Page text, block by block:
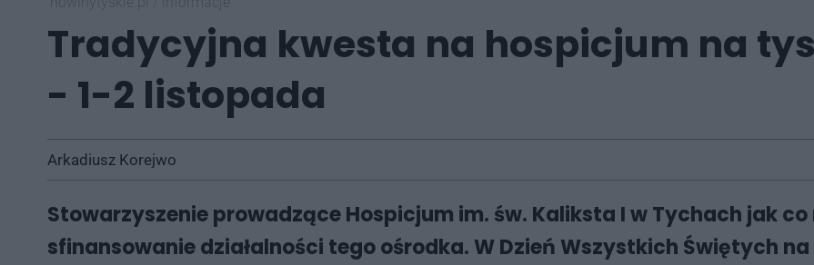
Tradycyjna kwesta na hospicjum na
- 1-2 listopada
Arkadiusz Korejwo
Stowarzyszenie prowadzące Hospicjum im. św. Kaliksta I w Tychach jak
sfinansowanie działalności tego ośrodka. W Dzień Wszystkich Świętych